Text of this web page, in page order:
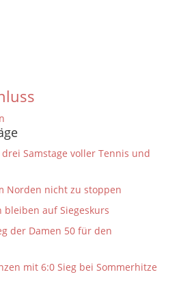
drei Samstage voller Tennis und
Norden nicht zu stoppen
bleiben auf Siegeskurs
der Damen 50 für den
mit 6:0 Sieg bei Sommerhitze